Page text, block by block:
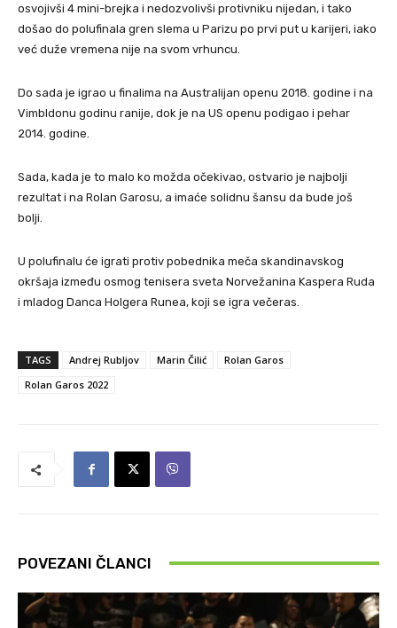
osvojivši 4 mini-brejka i nedozvolivši protivniku nijedan, i tako
došao do polufinala gren slema u Parizu po prvi put u karijeri, iako
već duže vremena nije na svom vrhuncu.
Do sada je igrao u finalima na Australijan openu 2018. godine i na
Vimbldonu godinu ranije, dok je na US openu podigao i pehar
2014. godine.
Sada, kada je to malo ko možda očekivao, ostvario je najbolji
rezultat i na Rolan Garosu, a imaće solidnu šansu da bude još
bolji.
U polufinalu će igrati protiv pobednika meča skandinavskog
okršaja između osmog tenisera sveta Norvežanina Kaspera Ruda
i mladog Danca Holgera Runea, koji se igra večeras.
TAGS Andrej Rubljov Marin Čilić
Rolan Garos
Rolan Garos 2022
POVEZANI ČLANCI